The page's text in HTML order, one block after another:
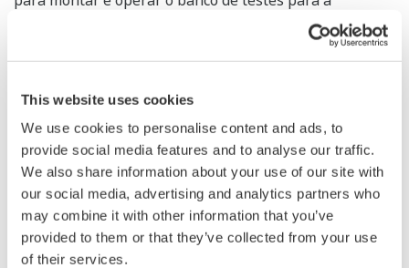
This website uses cookies
We use cookies to personalise content and ads, to
provide social media features and to analyse our traffic.
We also share information about your use of our site with
our social media, advertising and analytics partners who
may combine it with other information that you’ve
provided to them or that they’ve collected from your use
of their services.
ExxonMobil e nossos parceiros de colaboração",
afirmou Brad Houk, gerente de projetos da ExxonMobil
importante no uso dos padrões da OPAF para criar um
sistema de controle industrial. Os principais critérios da
ExxonMobil para a seleção do integrador de sistemas
incluíam uma compreensão comprovada dos requisitos
técnicos para criar um sistema OPA a partir de
componentes heterogêneos e a capacidade de
funcionar como um corretor agnóstico de componentes